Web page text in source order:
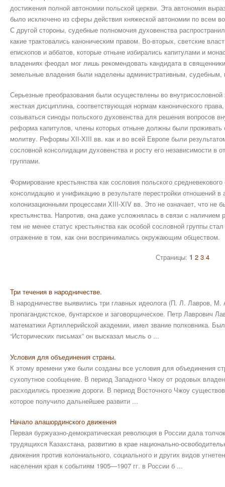
достижения полной автономии польской церкви. Эта автономия
было исключено из сферы действия княжеской автономии по всем
С другой стороны, судебные полномочия духовенства
какие трактовались каноническим правом. Во-вторых, светские
епископов и аббатов, которые отныне избирались капитулами и
владениях феодал мог лишь рекомендовать кандидата в
земельные владения были наделены административным, судебным,
Серьезные преобразования были осуществлены во
жесткая дисциплина, соответствующая нормам канонического
созываться синоды польского духовенства для решения вопросов
реформа капитулов, члены которых отныне должны были проживать
молитву. Реформы XII-XIII вв. как и во всей Европе были
сословной консолидации духовенства и росту его независимости в
группами.
Формирование крестьянства как сословия польского
консолидацию и унификацию в результате перестройки отношений в
колонизационными процессами XIII-XIV вв. Это не означает, что не
крестьянства. Напротив, она даже усложнялась в связи с
тем не менее статус крестьянства как особой сословной группы
отражение в том, как они воспринимались окружающим обществом.
Страницы: 1 2 3 4
Три течения в народничестве.
В народничестве выявились три главных идеолога (П. Л. Лавров,
пропагандистское, бунтарское и заговорщическое. Петр Лаврович
математики Артиллерийской академии, имел звание полковника.
“Исторических письмах” он высказал мысль о ...
Условия для объединения страны.
К этому времени уже были созданы все условия для объединения
сухопутное сообщение. В период Западного Чжоу от родовых
расходились проезжие дороги. В период Восточного Чжоу
которое получило дальнейшее развити ...
Начало алашординского движения
Первая буржуазно-демократическая революция в России дала
трудящихся Казахстана, развитию в крае национально-
движения против колониального, социального и других видов
населения края к событиям 1905—1907 гг. в России б ...